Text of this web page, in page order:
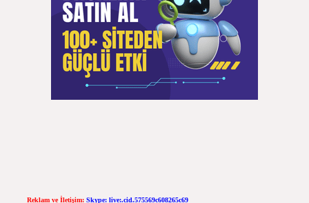
Reklam ve İletişim: Skype: live:.cid.575569c608265c69